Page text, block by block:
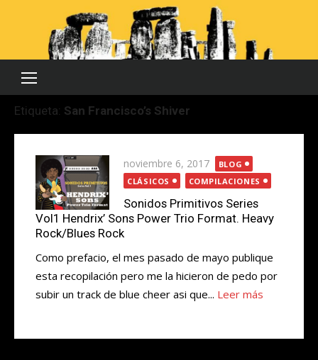
Etiqueta: San Francisco’s Shiver
Publicada
el
noviembre 6, 2017
BLOG
CLÁSICOS
COMPILACIONES
Sonidos Primitivos Series
Vol1 Hendrix’ Sons Power Trio Format. Heavy
Rock/Blues Rock
Como prefacio, el mes pasado de mayo publique
esta recopilación pero me la hicieron de pedo por
subir un track de blue cheer asi que... Leer más